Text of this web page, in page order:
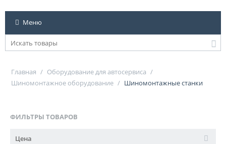
Меню
Главная / Оборудование для автосервиса /
Шиномонтажное оборудование / Шиномонтажные станки
ФИЛЬТРЫ ТОВАРОВ
Цена